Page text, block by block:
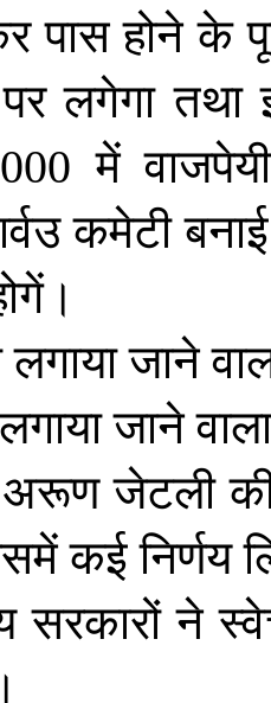
पास होने के
पर लगेगा तथा
में वाजपेयी
कमेटी बनाई
लगायाजाने
लगायाजानेवाला
अरूण जेटली
कईनिर्णय
सरकारों ने